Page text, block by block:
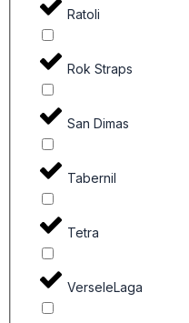
Ratoli
Rok Straps
San Dimas
Tabernil
Tetra
VerseleLaga